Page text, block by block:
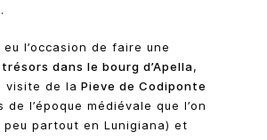
eu l’occasion de faire une
dans le bourg d’Apella,
visite de la Pieve de Codiponte
de l’époque médiévale que l’on
peu partout en Lunigiana) et